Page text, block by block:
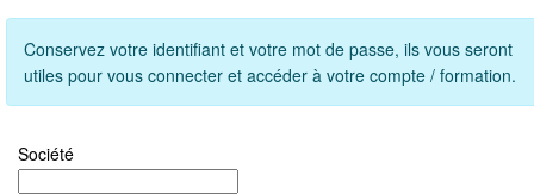
Conservez votre identifiant et votre mot de passe, ils vous seront
utiles pour vous connecter et accéder à votre compte / formation.
Société